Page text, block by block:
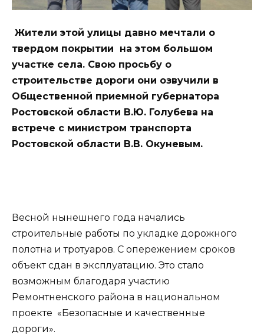
Жители этой улицы давно мечтали о
твердом покрытии на этом большом
участке села. Свою просьбу о
строительстве дороги они озвучили в
Общественной приемной губернатора
Ростовской области В.Ю. Голубева на
встрече с министром транспорта
Ростовской области В.В. Окуневым.
Весной нынешнего года начались
строительные работы по укладке дорожного
полотна и тротуаров. С опережением сроков
объект сдан в эксплуатацию. Это стало
возможным благодаря участию
Ремонтненского района в национальном
проекте «Безопасные и качественные
дороги».